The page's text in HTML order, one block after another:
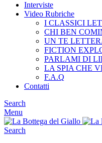
Interviste
Video Rubriche
I CLASSICI
CHI BEN
UN TE
FICTION
PARLAMI DI
LA SPIA CHE
F.A.Q
Contatti
Search
Menu
Search